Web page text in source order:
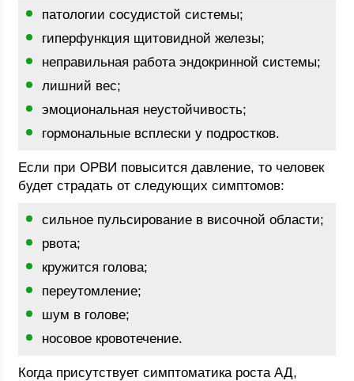
патологии сосудистой системы;
гиперфункция щитовидной железы;
неправильная работа эндокринной системы;
лишний вес;
эмоциональная неустойчивость;
гормональные всплески у подростков.
Если при ОРВИ повысится давление, то человек
будет страдать от следующих симптомов:
сильное пульсирование в височной области;
рвота;
кружится голова;
переутомление;
шум в голове;
носовое кровотечение.
Когда присутствует симптоматика роста АД,